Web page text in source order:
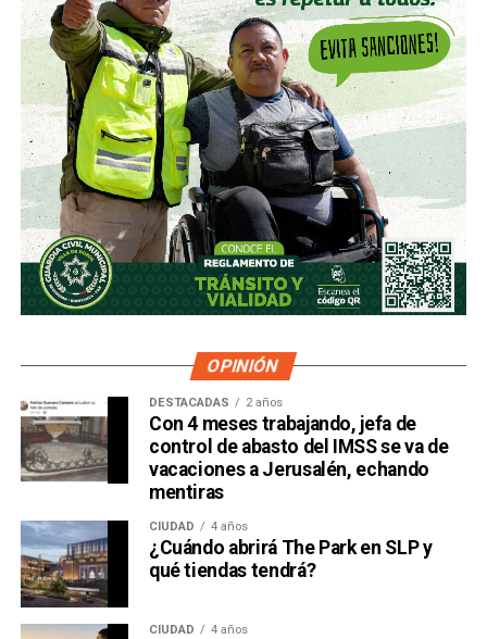
OPINIÓN
DESTACADAS 2 años
Con 4 meses trabajando, jefa de
control de abasto del IMSS se va de
vacaciones a Jerusalén, echando
mentiras
CIUDAD 4 años
¿Cuándo abrirá The Park en SLP y
qué tiendas tendrá?
CIUDAD 4 años